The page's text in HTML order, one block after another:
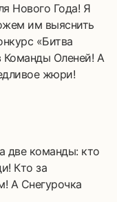
Нового Года! Я
им выяснить
«Битва
Команды Оленей! А
жюри!
две команды: кто
Кто за
А Снегурочка